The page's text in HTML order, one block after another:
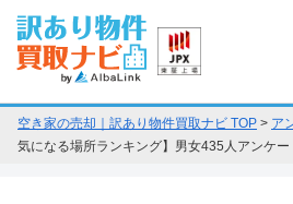
空き家の売却｜訳あり物件買取ナビ TOP > ア
気になる場所ランキング】男女435人アンケー